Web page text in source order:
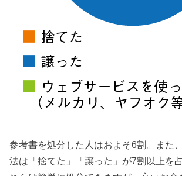
参考書を処分した人はおよそ6割。また
法は「捨てた」「譲った」が7割以上を